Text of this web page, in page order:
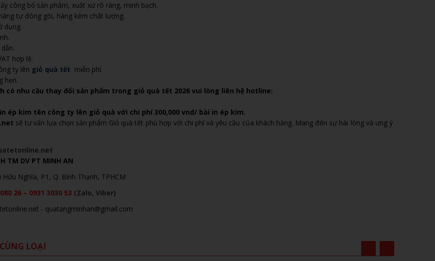
công bố sản phẩm, xuất xứ rõ ràng, minh bạch.
tự đóng gói, hàng kém chất lượng.
dụng.
hợp lệ.
ty lên giỏ quà tết miễn phí.
hẹn.
có nhu cầu thay đổi sản phẩm trong giỏ quà tết 2026 vui lòng liên hệ hotline:
ép kim tên công ty lên giỏ quà với chi phí 300,000 vnd/ bài in ép kim.
sẽ tư vấn lựa chọn sản phẩm Giỏ quà tết phù hợp với chi phí và yêu cầu của khách hàng. Mang đến sự hài lòng và ưng ý
TM DV PT MINH AN
Nghĩa, P1, Q. Bình Thạnh, TPHCM
26 – 0931 3030 53 (Zalo, Viber)
- quatangminhan@gmail.com
LOẠI